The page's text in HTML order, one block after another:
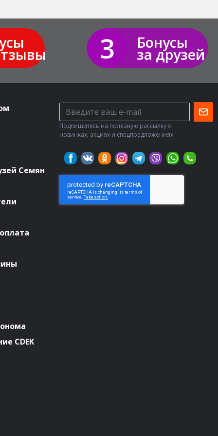
3 Бонусы
за друзей
Семян
CDEK
Подпишитесь на полезную рассылку о
новинках, акциях и спецпредложениях